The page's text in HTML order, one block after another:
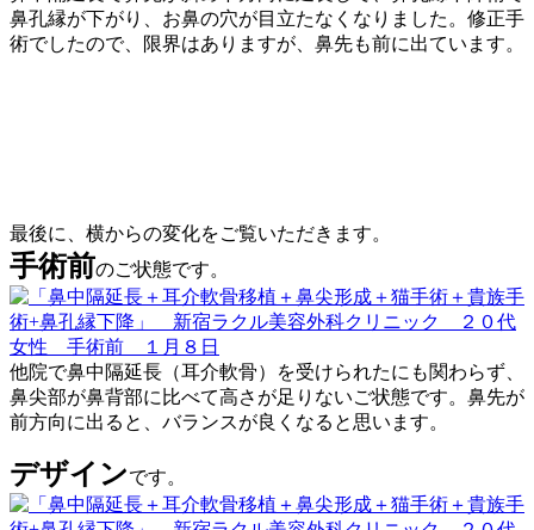
鼻孔縁が下がり、お鼻の穴が目立たなくなりました。修正手
術でしたので、限界はありますが、鼻先も前に出ています。
最後に、横からの変化をご覧いただきます。
手術前のご状態です。
他院で鼻中隔延長（耳介軟骨）を受けられたにも関わらず、
鼻尖部が鼻背部に比べて高さが足りないご状態です。鼻先が
前方向に出ると、バランスが良くなると思います。
デザインです。